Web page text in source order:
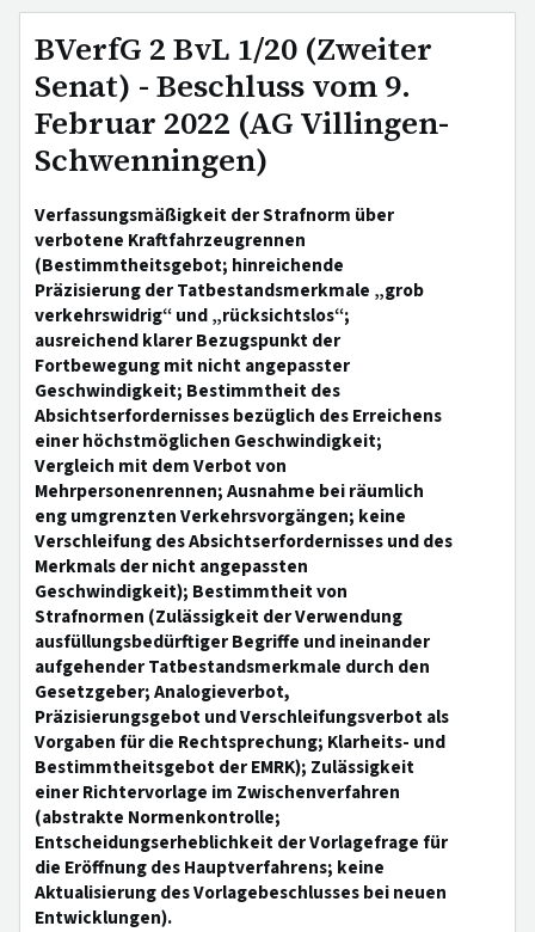
BVerfG 2 BvL 1/20 (Zweiter
Senat) - Beschluss vom 9.
Februar 2022 (AG Villingen-
Schwenningen)
Verfassungsmäßigkeit der Strafnorm über
verbotene Kraftfahrzeugrennen
(Bestimmtheitsgebot; hinreichende
Präzisierung der Tatbestandsmerkmale „grob
verkehrswidrig“ und „rücksichtslos“;
ausreichend klarer Bezugspunkt der
Fortbewegung mit nicht angepasster
Geschwindigkeit; Bestimmtheit des
Absichtserfordernisses bezüglich des Erreichens
einer höchstmöglichen Geschwindigkeit;
Vergleich mit dem Verbot von
Mehrpersonenrennen; Ausnahme bei räumlich
eng umgrenzten Verkehrsvorgängen; keine
Verschleifung des Absichtserfordernisses und des
Merkmals der nicht angepassten
Geschwindigkeit); Bestimmtheit von
Strafnormen (Zulässigkeit der Verwendung
ausfüllungsbedürftiger Begriffe und ineinander
aufgehender Tatbestandsmerkmale durch den
Gesetzgeber; Analogieverbot,
Präzisierungsgebot und Verschleifungsverbot als
Vorgaben für die Rechtsprechung; Klarheits- und
Bestimmtheitsgebot der EMRK); Zulässigkeit
einer Richtervorlage im Zwischenverfahren
(abstrakte Normenkontrolle;
Entscheidungserheblichkeit der Vorlagefrage für
die Eröffnung des Hauptverfahrens; keine
Aktualisierung des Vorlagebeschlusses bei neuen
Entwicklungen).